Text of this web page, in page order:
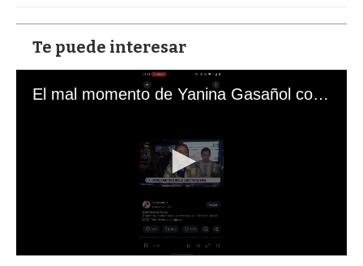
Te puede interesar
El mal momento de Yanina Gasañol con un hincha argentino en "Subrayado"